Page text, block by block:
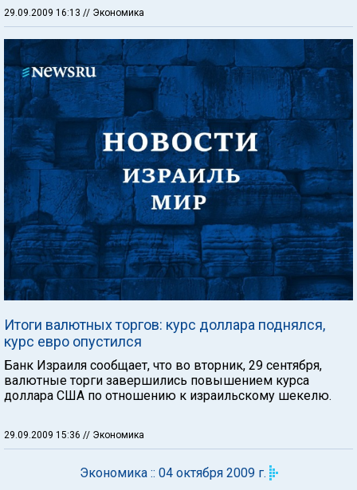
29.09.2009 16:13 // Экономика
Итоги валютных торгов: курс доллара поднялся,
курс евро опустился
Банк Израиля сообщает, что во вторник, 29 сентября,
валютные торги завершились повышением курса
доллара США по отношению к израильскому шекелю.
29.09.2009 15:36 // Экономика
Экономика :: 04 октября 2009 г.